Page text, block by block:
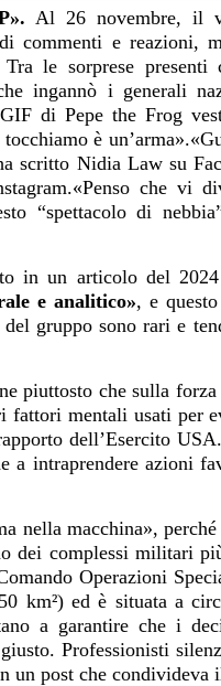
Al 26 novembre, il
commenti e reazioni,
le sorprese
ingannò i generali
di Pepe the Frog
è
scritto Nidia Law su
che vi
“spettacolo di
in un articolo del
e analitico», e
gruppo sono rari e
piuttosto che sulla
mentali usati per
dell’Esercito
a intraprendere azioni
nella macchina»,
dei complessi militari
Operazioni
km²) ed è situata a
a garantire che i
Professionisti
un post che condivideva